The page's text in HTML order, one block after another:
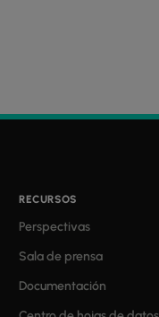
RECURSOS
Perspectivas
Sala de prensa
Documentación